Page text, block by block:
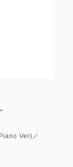
Ver)／